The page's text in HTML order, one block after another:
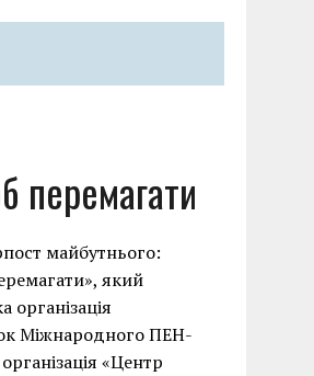
перемагати
майбутнього:
який
організація
Міжнародного ПЕН-
«Центр